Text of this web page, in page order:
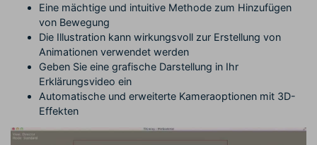
Eine mächtige und intuitive Methode zum Hinzufügen
von Bewegung
Die Illustration kann wirkungsvoll zur Erstellung von
Animationen verwendet werden
Geben Sie eine grafische Darstellung in Ihr
Erklärungsvideo ein
Automatische und erweiterte Kameraoptionen mit 3D-
Effekten